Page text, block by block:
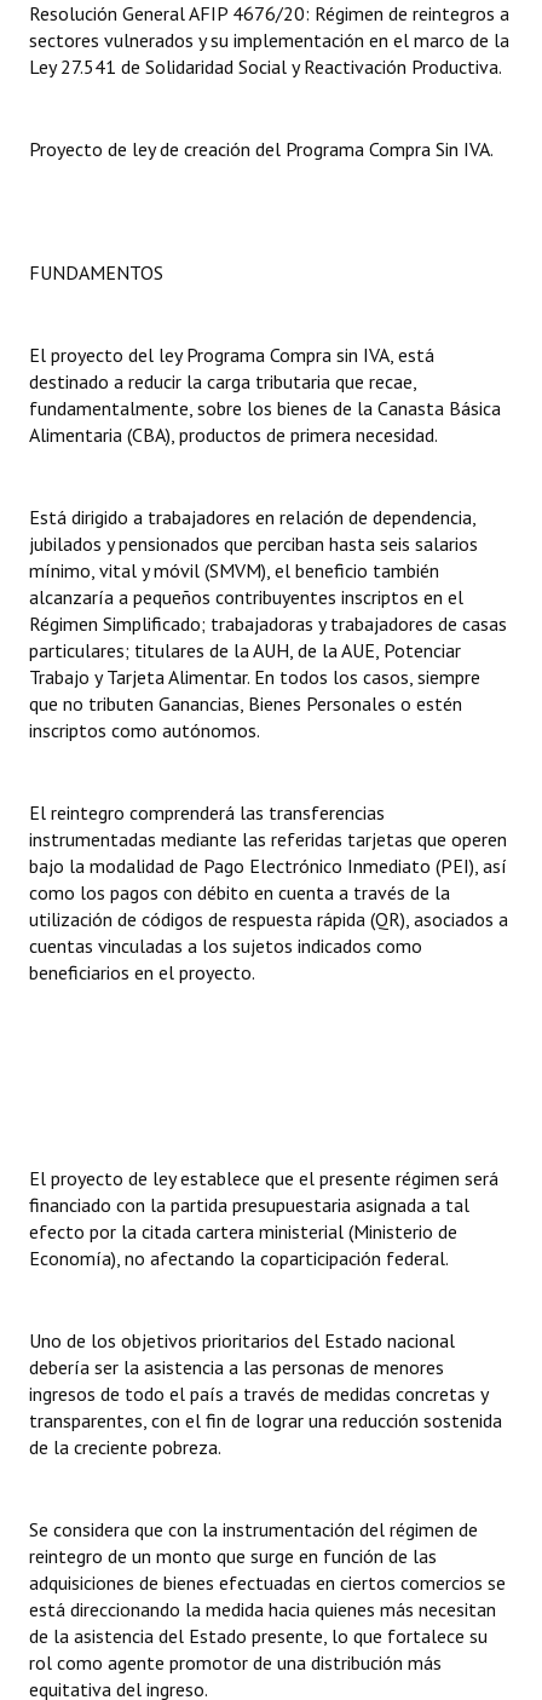
Informes de Gestión
Proyectos Presentados
Ejecución Presupuestaria
NORMATIVA
Comunicaciones
Resoluciones
Resoluciones de Presidencia
INSTITUCIONAL
Antiguos Pobladores
Noticias Destacadas
Datos Históricos
Premio al Mérito - Registro
Audiencias Públicas - Registro
Mujeres que Dejaron Huellas - Registro
Huéspedes de Honor - Registro
Antiguos Pobladores - Registro
Bariloche, Municipio intercultural
Entrega de distinciones
REFORMA DE LA CARTA ORGÁNICA
Resolución General AFIP 4676/20: Régimen de reintegros a
sectores vulnerados y su implementación en el marco de la
Ley 27.541 de Solidaridad Social y Reactivación Productiva.
Proyecto de ley de creación del Programa Compra Sin IVA.
FUNDAMENTOS
El proyecto del ley Programa Compra sin IVA, está
destinado a reducir la carga tributaria que recae,
fundamentalmente, sobre los bienes de la Canasta Básica
Alimentaria (CBA), productos de primera necesidad.
Está dirigido a trabajadores en relación de dependencia,
jubilados y pensionados que perciban hasta seis salarios
mínimo, vital y móvil (SMVM), el beneficio también
alcanzaría a pequeños contribuyentes inscriptos en el
Régimen Simplificado; trabajadoras y trabajadores de casas
particulares; titulares de la AUH, de la AUE, Potenciar
Trabajo y Tarjeta Alimentar. En todos los casos, siempre
que no tributen Ganancias, Bienes Personales o estén
inscriptos como autónomos.
El reintegro comprenderá las transferencias
instrumentadas mediante las referidas tarjetas que operen
bajo la modalidad de Pago Electrónico Inmediato (PEI), así
como los pagos con débito en cuenta a través de la
utilización de códigos de respuesta rápida (QR), asociados a
cuentas vinculadas a los sujetos indicados como
beneficiarios en el proyecto.
El proyecto de ley establece que el presente régimen será
financiado con la partida presupuestaria asignada a tal
efecto por la citada cartera ministerial (Ministerio de
Economía), no afectando la coparticipación federal.
Uno de los objetivos prioritarios del Estado nacional
debería ser la asistencia a las personas de menores
ingresos de todo el país a través de medidas concretas y
transparentes, con el fin de lograr una reducción sostenida
de la creciente pobreza.
Se considera que con la instrumentación del régimen de
reintegro de un monto que surge en función de las
adquisiciones de bienes efectuadas en ciertos comercios se
está direccionando la medida hacia quienes más necesitan
de la asistencia del Estado presente, lo que fortalece su
rol como agente promotor de una distribución más
equitativa del ingreso.